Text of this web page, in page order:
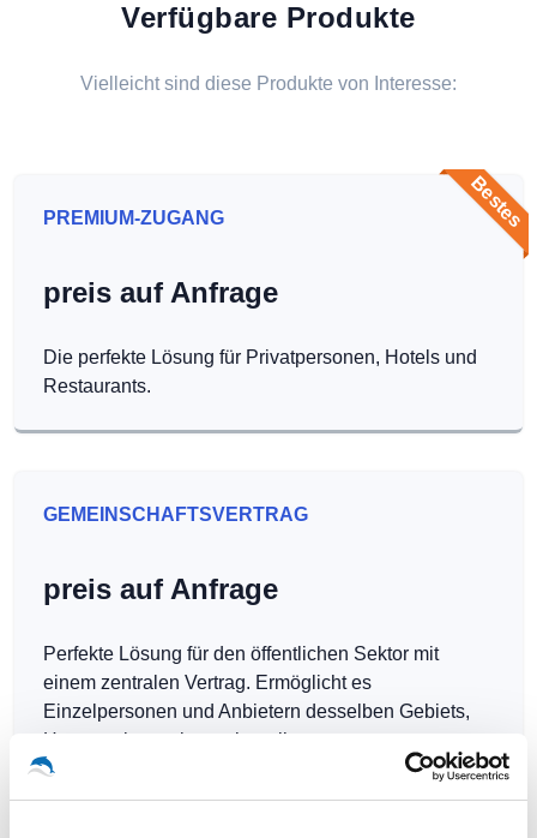
Verfügbare Produkte
Vielleicht sind diese Produkte von Interesse:
Bestes
PREMIUM-ZUGANG
preis auf Anfrage
Die perfekte Lösung für Privatpersonen, Hotels und
Restaurants.
GEMEINSCHAFTSVERTRAG
preis auf Anfrage
Perfekte Lösung für den öffentlichen Sektor mit
einem zentralen Vertrag. Ermöglicht es
Einzelpersonen und Anbietern desselben Gebiets,
Hotspots kostenlos zu betreiben.